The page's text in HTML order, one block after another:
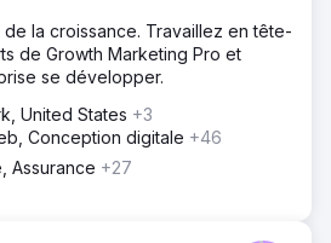
la croissance. Travaillez en tête-
de Growth Marketing Pro et
se développer.
United States +3
Conception digitale +46
Assurance +27